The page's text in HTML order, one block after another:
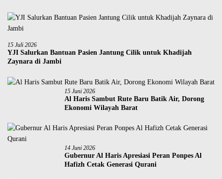
15 Juli 2026
YJI Salurkan Bantuan Pasien Jantung Cilik untuk Khadijah
Zaynara di Jambi
15 Juni 2026
Al Haris Sambut Rute Baru Batik Air, Dorong
Ekonomi Wilayah Barat
14 Juni 2026
Gubernur Al Haris Apresiasi Peran Ponpes Al
Hafizh Cetak Generasi Qurani